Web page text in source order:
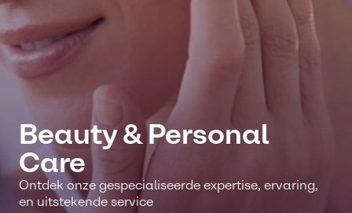
Beauty & Personal
Care
Ontdek onze gespecialiseerde expertise, ervaring,
en uitstekende service